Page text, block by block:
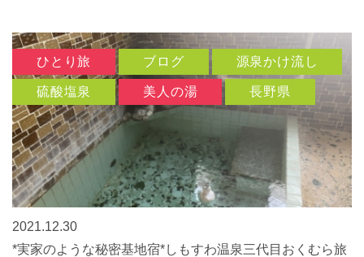
ひとり旅 ブログ 源泉かけ流し
硫酸塩泉 美人の湯 長野県
2021.12.30
*実家のような秘密基地宿*しもすわ温泉三代目おくむら旅